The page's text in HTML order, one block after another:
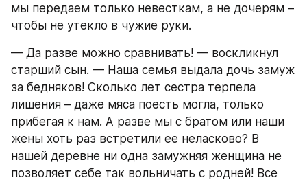
мы передаем только невесткам, а не дочерям –
чтобы не утекло в чужие руки.
— Да разве можно сравнивать! — воскликнул
старший сын. — Наша семья выдала дочь замуж
за бедняков! Сколько лет сестра терпела
лишения – даже мяса поесть могла, только
прибегая к нам. А разве мы с братом или наши
жены хоть раз встретили ее неласково? В
нашей деревне ни одна замужняя женщина не
позволяет себе так вольничать с родней! Все